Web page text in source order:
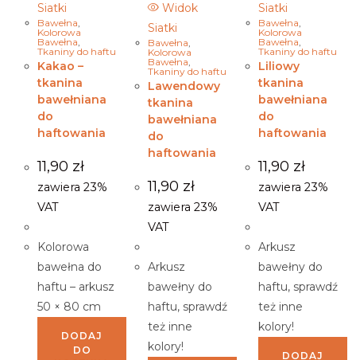
Siatki
Bawełna,
Kolorowa
Bawełna,
Tkaniny do haftu
Kakao –
tkanina
bawełniana
do
haftowania
11,90 zł
zawiera 23%
VAT
Kolorowa
bawełna do
haftu – arkusz
50 × 80 cm
DODAJ
DO
Widok
Siatki
Bawełna,
Kolorowa
Bawełna,
Tkaniny do haftu
Lawendowy
tkanina
bawełniana
do
haftowania
11,90 zł
zawiera 23%
VAT
Arkusz
bawełny do
haftu, sprawdź
też inne
kolory!
Siatki
Bawełna,
Kolorowa
Bawełna,
Tkaniny do haftu
Liliowy
tkanina
bawełniana
do
haftowania
11,90 zł
zawiera 23%
VAT
Arkusz
bawełny do
haftu, sprawdź
też inne
kolory!
DODAJ